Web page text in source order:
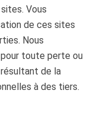
Vous
de ces sites
Nous
pour toute perte ou
résultant de la
à des tiers.